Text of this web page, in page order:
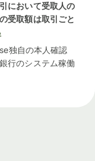
において受取人の
受取額は取引ごと
独自の本人確認
行のシステム稼働